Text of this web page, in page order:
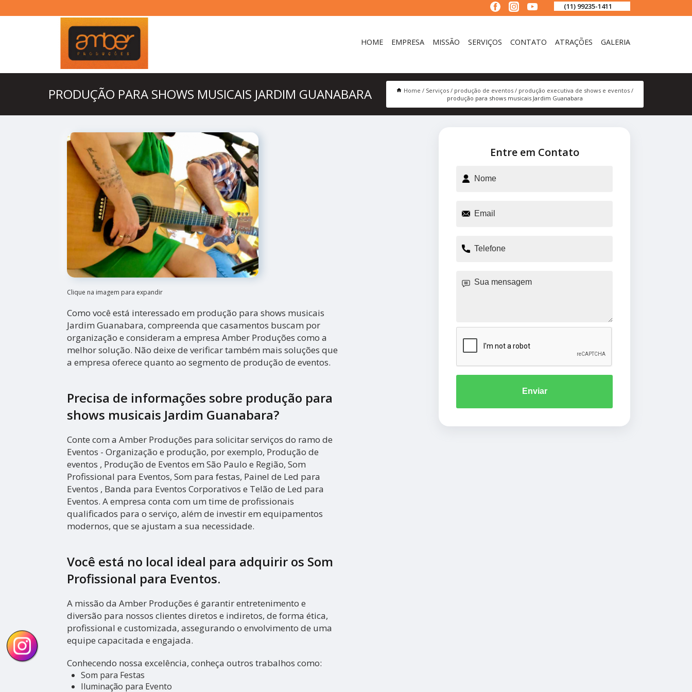
(11) 99235-1411
HOME EMPRESA MISSÃO SERVIÇOS CONTATO ATRAÇÕES GALERIA
PRODUÇÃO PARA SHOWS MUSICAIS JARDIM GUANABARA Home Serviços produção de eventos
produção executiva de shows e eventos
produção para shows musicais Jardim Guanabara
Clique na imagem para expandir
Como você está interessado em produção para shows musicais
Jardim Guanabara, compreenda que casamentos buscam por
organização e consideram a empresa Amber Produções como a
melhor solução. Não deixe de verificar também mais soluções que
a empresa oferece quanto ao segmento de produção de eventos.
Precisa de informações sobre produção para
shows musicais Jardim Guanabara?
Conte com a Amber Produções para solicitar serviços do ramo de
Eventos - Organização e produção, por exemplo, Produção de
eventos , Produção de Eventos em São Paulo e Região, Som
Profissional para Eventos, Som para festas, Painel de Led para
Eventos , Banda para Eventos Corporativos e Telão de Led para
Eventos. A empresa conta com um time de profissionais
qualificados para o serviço, além de investir em equipamentos
modernos, que se ajustam a sua necessidade.
Você está no local ideal para adquirir os Som
Profissional para Eventos.
A missão da Amber Produções é garantir entretenimento e
diversão para nossos clientes diretos e indiretos, de forma ética,
profissional e customizada, assegurando o envolvimento de uma
equipe capacitada e engajada.
Conhecendo nossa excelência, conheça outros trabalhos como:
Som para Festas
Iluminação para Evento
Entre em Contato
Enviar